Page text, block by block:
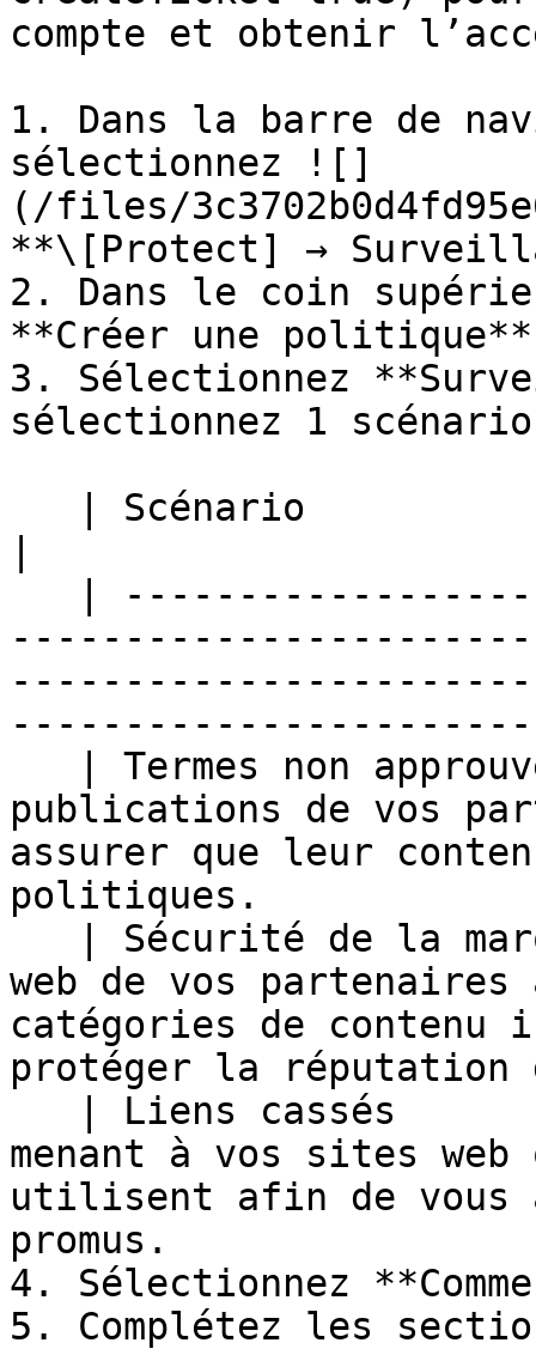
compte et obtenir
1. Dans la barre de
sélectionnez ![]
(/files/
**\[Protect] →
2. Dans le coin
**Créer une
3. Sélectionnez
sélectionnez 1
publications de vos
assurer que leur
politiques.
web de vos
catégories de contenu
protéger la réputation
menant à vos sites
utilisent afin de vous
promus.
4. Sélectionnez
5. Complétez les